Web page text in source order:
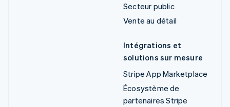
Secteur public
Vente au détail
Intégrations et
solutions sur mesure
Stripe App Marketplace
Écosystème de
partenaires Stripe